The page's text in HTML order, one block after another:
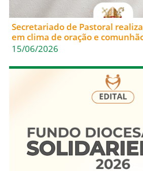
Secretariado de Pastoral
em clima de oração e
15/06/2026